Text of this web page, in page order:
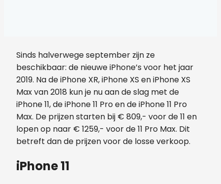
Sinds halverwege september zijn ze
beschikbaar: de nieuwe iPhone’s voor het jaar
2019. Na de iPhone XR, iPhone XS en iPhone XS
Max van 2018 kun je nu aan de slag met de
iPhone 11, de iPhone 11 Pro en de iPhone 11 Pro
Max. De prijzen starten bij € 809,- voor de 11 en
lopen op naar € 1259,- voor de 11 Pro Max. Dit
betreft dan de prijzen voor de losse verkoop.
iPhone 11